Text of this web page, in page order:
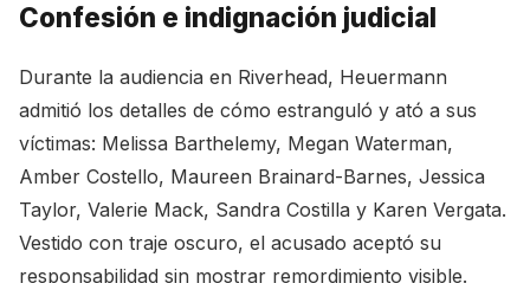
Confesión e indignación judicial
Durante la audiencia en Riverhead, Heuermann
admitió los detalles de cómo estranguló y ató a sus
víctimas: Melissa Barthelemy, Megan Waterman,
Amber Costello, Maureen Brainard-Barnes, Jessica
Taylor, Valerie Mack, Sandra Costilla y Karen Vergata.
Vestido con traje oscuro, el acusado aceptó su
responsabilidad sin mostrar remordimiento visible.